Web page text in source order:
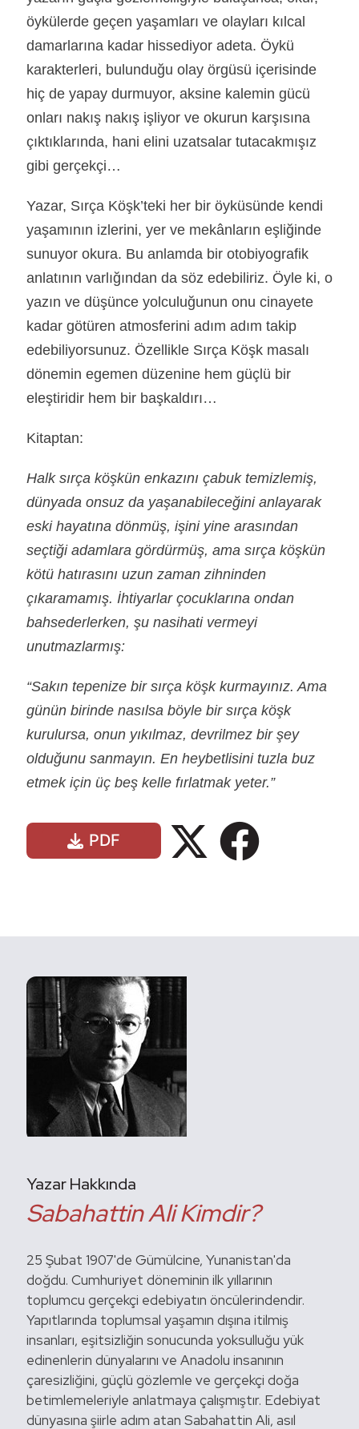
öykülerde geçen yaşamları ve olayları kılcal
damarlarına kadar hissediyor adeta. Öykü
karakterleri, bulunduğu olay örgüsü içerisinde
hiç de yapay durmuyor, aksine kalemin gücü
onları nakış nakış işliyor ve okurun karşısına
çıktıklarında, hani elini uzatsalar tutacakmışız
gibi gerçekçi…
Yazar, Sırça Köşk’teki her bir öyküsünde kendi
yaşamının izlerini, yer ve mekânların eşliğinde
sunuyor okura. Bu anlamda bir otobiyografik
anlatının varlığından da söz edebiliriz. Öyle ki, o
yazın ve düşünce yolculuğunun onu cinayete
kadar götüren atmosferini adım adım takip
edebiliyorsunuz. Özellikle Sırça Köşk masalı
dönemin egemen düzenine hem güçlü bir
eleştiridir hem bir başkaldırı…
Kitaptan:
Halk sırça köşkün enkazını çabuk temizlemiş,
dünyada on­suz da yaşanabileceğini anlayarak
eski hayatına dönmüş, işini yine arasından
seçtiği adamlara gördürmüş, ama sırça köşkün
kötü hatırasını uzun zaman zihninden
çıkaramamış. İhtiyarlar çocuklarına ondan
bahsederlerken, şu nasihati vermeyi
unutmazlarmış:
“Sakın tepenize bir sırça köşk kurmayınız. Ama
günün bi­rinde nasılsa böyle bir sırça köşk
kurulursa, onun yıkılmaz, devrilmez bir şey
olduğunu sanmayın. En heybetlisini tuzla buz
etmek için üç beş kelle fırlatmak yeter.”
PDF
Yazar Hakkında
Sabahattin Ali Kimdir?
25 Şubat 1907'de Gümülcine, Yunanistan'da
doğdu. Cumhuriyet döneminin ilk yıllarının
toplumcu gerçekçi edebiyatın öncülerindendir.
Yapıtlarında toplumsal yaşamın dışına itilmiş
insanları, eşitsizliğin sonucunda yoksulluğu yük
edinenlerin dünyalarını ve Anadolu insanının
çaresizliğini, güçlü gözlemle ve gerçekçi doğa
betimlemeleriyle anlatmaya çalışmıştır. Edebiyat
dünyasına şiirle adım atan Sabahattin Ali, asıl